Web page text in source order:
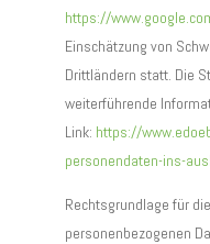
https://
Einschätzung von
Drittländern statt. Die
weiterführende
Link: https://
personendaten-ins-
Rechtsgrundlage für
personenbezogenen